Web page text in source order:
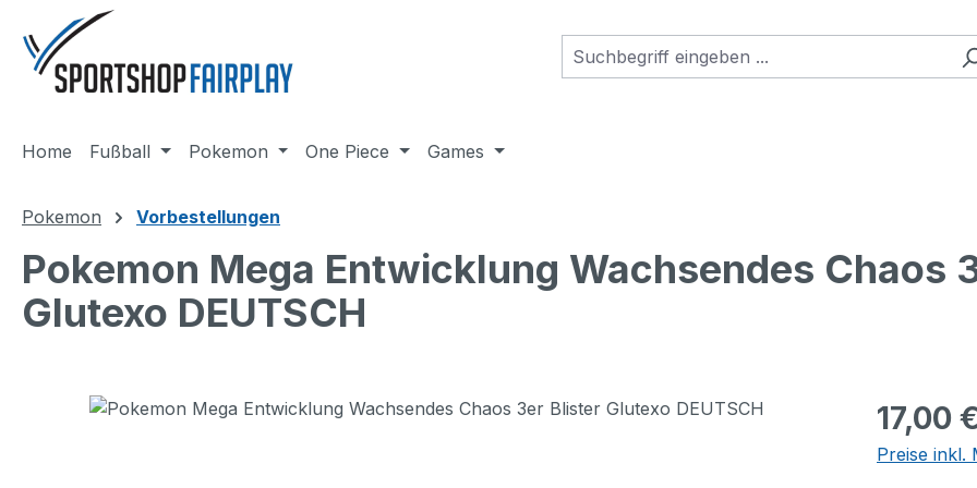
Hauptinhalt springen
Zur Suche springen
Zur Hauptnavigation springen
Home Fußball Pokemon One Piece Games
Pokemon Vorbestellungen
Pokemon Mega Entwicklung Wachsendes Chaos
Glutexo DEUTSCH
Bildergalerie überspringen Regulärer
17,00 €
Preise inkl.